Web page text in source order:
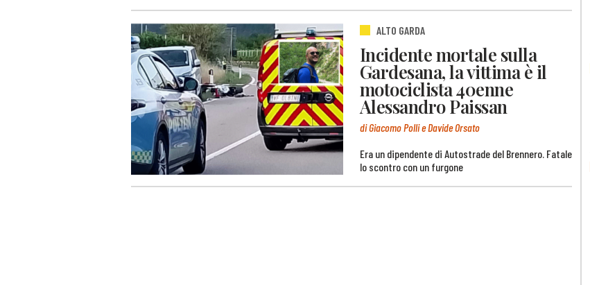
ALTO GARDA
Incidente mortale sulla
Gardesana, la vittima è il
motociclista 40enne
Alessandro Paissan
di Giacomo Polli e Davide Orsato
Era un dipendente di Autostrade del Brennero. Fatale
lo scontro con un furgone